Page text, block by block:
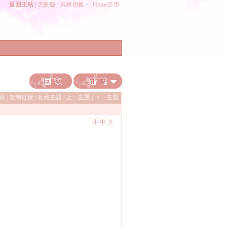
返回主站 无图版 风格切换 Home首页
| 复制链接 |收藏主题 | 上一主题 |下一主题
小 中 大